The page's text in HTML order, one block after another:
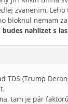
zvanenim, Leho
bloknul nemam
nahlizet s
TDS (Trump
tam je pár